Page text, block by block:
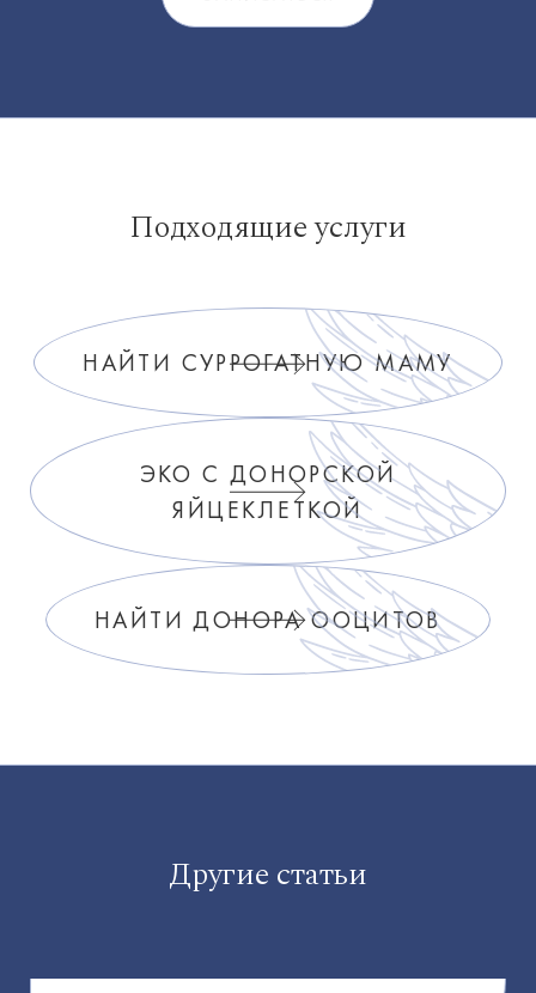
Подходящие услуги
НАЙТИ СУРРОГАТНУЮ МАМУ
ЭКО С ДОНОРСКОЙ
ЯЙЦЕКЛЕТКОЙ
НАЙТИ ДОНОРА ООЦИТОВ
Другие статьи